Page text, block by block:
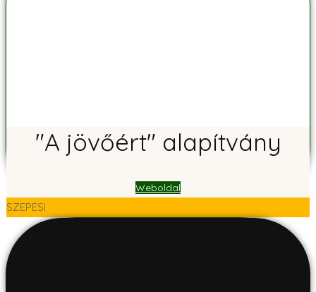
"A jövőért" alapítvány
Weboldal
SZEPESI